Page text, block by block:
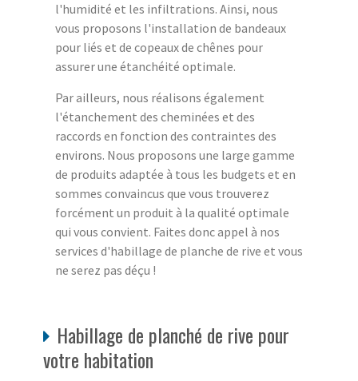
l'humidité et les infiltrations. Ainsi, nous
vous proposons l'installation de bandeaux
pour liés et de copeaux de chênes pour
assurer une étanchéité optimale.
Par ailleurs, nous réalisons également
l'étanchement des cheminées et des
raccords en fonction des contraintes des
environs. Nous proposons une large gamme
de produits adaptée à tous les budgets et en
sommes convaincus que vous trouverez
forcément un produit à la qualité optimale
qui vous convient. Faites donc appel à nos
services d'habillage de planche de rive et vous
ne serez pas déçu !
Habillage de planché de rive pour
votre habitation